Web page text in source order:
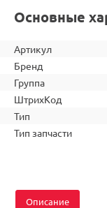
Основные
Артикул
Бренд
Группа
ШтрихКод
Тип
Тип запчасти
Описание